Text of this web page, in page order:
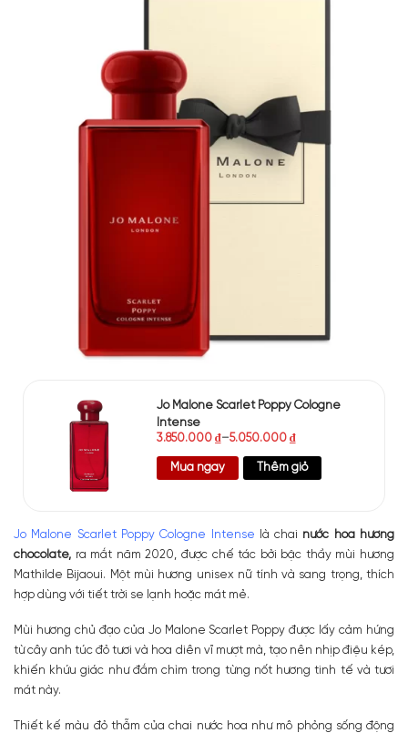
Jo Malone Scarlet Poppy Cologne
Intense
3.850.000₫–5.050.000₫
Mua ngay Thêm giỏ
Jo Malone Scarlet Poppy Cologne Intense là chai nước hoa hương
chocolate, ra mắt năm 2020, được chế tác bởi bậc thầy mùi hương
Mathilde Bijaoui. Một mùi hương unisex nữ tính và sang trọng, thích
hợp dùng với tiết trời se lạnh hoặc mát mẻ.
Mùi hương chủ đạo của Jo Malone Scarlet Poppy được lấy cảm hứng
từ cây anh túc đỏ tươi và hoa diên vĩ mượt mà, tạo nên nhịp điệu kép,
khiến khứu giác như đắm chìm trong từng nốt hương tinh tế và tươi
mát này.
Thiết kế màu đỏ thẫm của chai nước hoa như mô phỏng sống động